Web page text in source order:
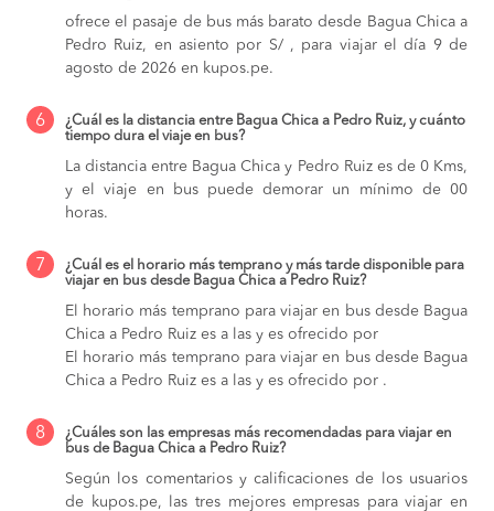
ofrece el pasaje de bus más barato desde Bagua Chica a
Pedro Ruiz, en asiento por S/ , para viajar el día 9 de
agosto de 2026 en kupos.pe.
6
¿Cuál es la distancia entre Bagua Chica a Pedro Ruiz, y cuánto
tiempo dura el viaje en bus?
La distancia entre Bagua Chica y Pedro Ruiz es de 0 Kms,
y el viaje en bus puede demorar un mínimo de 00
horas.
7
¿Cuál es el horario más temprano y más tarde disponible para
viajar en bus desde Bagua Chica a Pedro Ruiz?
El horario más temprano para viajar en bus desde Bagua
Chica a Pedro Ruiz es a las y es ofrecido por
El horario más temprano para viajar en bus desde Bagua
Chica a Pedro Ruiz es a las y es ofrecido por .
8
¿Cuáles son las empresas más recomendadas para viajar en
bus de Bagua Chica a Pedro Ruiz?
Según los comentarios y calificaciones de los usuarios
de kupos.pe, las tres mejores empresas para viajar en